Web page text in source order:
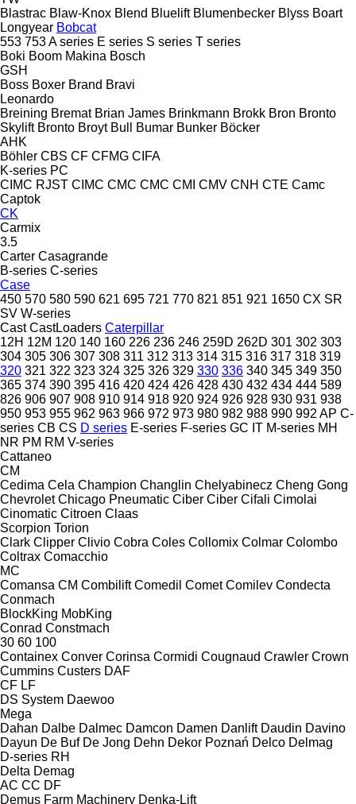
Blastrac Blaw-Knox Blend Bluelift Blumenbecker Blyss Boart
Longyear Bobcat
553 753A series E series S series T series
Boki Boom Makina Bosch
GSH
Boss Boxer Brand Bravi
Leonardo
Breining Bremat Brian James Brinkmann Brokk Bron Bronto
Skylift Bronto Broyt Bull Bumar Bunker Böcker
AHK
Böhler CBS CF CFMG CIFA
K-series PC
CIMC RJST CIMC CMC CMC CMI CMV CNH CTE Camc
Captok
CK
Carmix
3.5
Carter Casagrande
B-series C-series
Case
450 570 580 590 621 695 721 770 821 851 921 1650 CX SR
SV W-series
Cast CastLoaders Caterpillar
12H 12M 120 140 160 226 236 246 259D 262D 301 302 303
304 305 306 307 308 311 312 313 314 315 316 317 318 319
320 321 322 323 324 325 326 329 330 336 340 345 349 350
365 374 390 395 416 420 424 426 428 430 432 434 444 589
826 906 907 908 910 914 918 920 924 926 928 930 931 938
950 953 955 962 963 966 972 973 980 982 988 990 992 AP C-
series CB CS D series E-series F-series GC IT M-series MH
NR PM RM V-series
Cattaneo
CM
Cedima Cela Champion Changlin Chelyabinecz Cheng Gong
Chevrolet Chicago Pneumatic Ciber Ciber Cifali Cimolai
Cinomatic Citroen Claas
Scorpion Torion
Clark Clipper Clivio Cobra Coles Collomix Colmar Colombo
Coltrax Comacchio
MC
Comansa CM Combilift Comedil Comet Comilev Condecta
Conmach
BlockKing MobKing
Conrad Constmach
30 60 100
Containex Conver Corinsa Cormidi Cougnaud Crawler Crown
Cummins Custers DAF
CF LF
DS System Daewoo
Mega
Dahan Dalbe Dalmec Damcon Damen Danlift Daudin Davino
Dayun De Buf De Jong Dehn Dekor Poznań Delco Delmag
D-series RH
Delta Demag
AC CC DF
Demus Farm Machinery Denka-Lift